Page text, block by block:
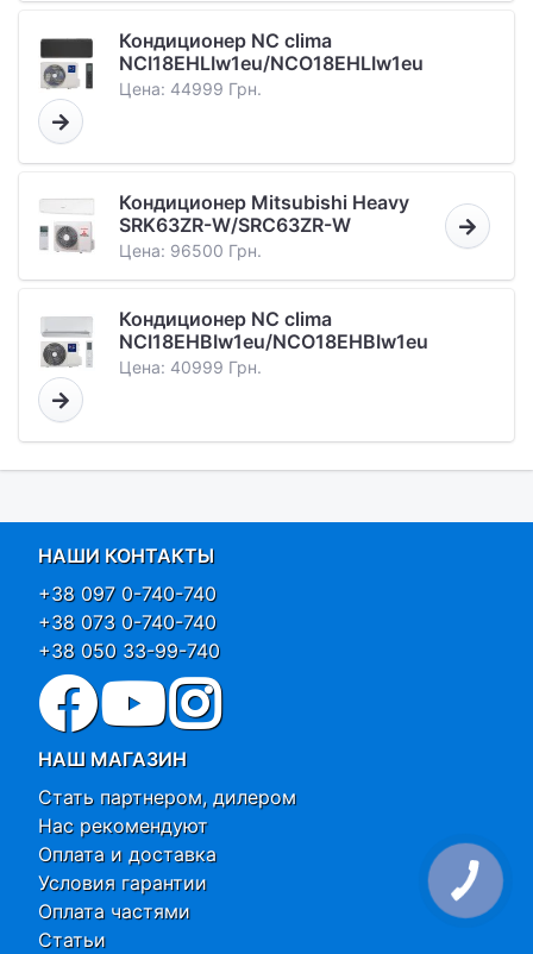
Кондиционер NC clima
NCI18EHLIw1eu/NCO18EHLIw1eu
Цена: 44999 Грн.
Кондиционер Mitsubishi Heavy
SRK63ZR-W/SRC63ZR-W
Цена: 96500 Грн.
Кондиционер NC clima
NCI18EHBIw1eu/NCO18EHBIw1eu
Цена: 40999 Грн.
НАШИ КОНТАКТЫ
+38 097 0-740-740
+38 073 0-740-740
+38 050 33-99-740
НАШ МАГАЗИН
Стать партнером, дилером
Нас рекомендуют
Оплата и доставка
Условия гарантии
Оплата частями
Статьи